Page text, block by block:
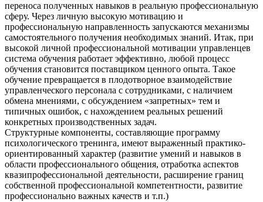
переноса полученных навыков в реальную профессиональную
сферу. Через личную высокую мотивацию и
профессиональную направленность запускаются механизмы
самостоятельного получения необходимых знаний. Итак, при
высокой личной профессиональной мотивации управленцев
система обучения работает эффективно, любой процесс
обучения становится поставщиком ценного опыта. Такое
обучение превращается в плодотворное взаимодействие
управленческого персонала с сотрудниками, с наличием
обмена мнениями, с обсуждением «запретных» тем и
типичных ошибок, с нахождением реальных решений
конкретных производственных задач.
Структурные компоненты, составляющие программу
психологического тренинга, имеют выраженный практико-
ориентированный характер (развитие умений и навыков в
области профессионального общения, отработка аспектов
квазипрофессиональной деятельности, расширение границ
собственной профессиональной компетентности, развитие
профессионально важных качеств и т.п.)